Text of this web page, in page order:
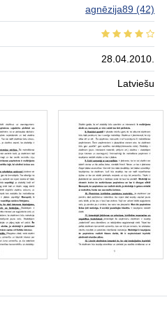
agnēzija89 (42)
28.04.2010.
Latviešu